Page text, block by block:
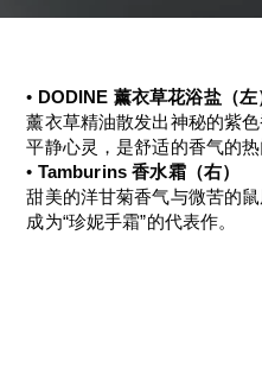
• DODINE 薰衣草花浴盐（左
薰衣草精油散发出神秘的紫
平静心灵，是舒适的香气的热
• Tamburins 香水霜（右）
甜美的洋甘菊香气与微苦的
成为“珍妮手霜”的代表作。